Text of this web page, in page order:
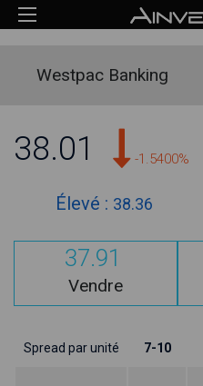
Westpac Banking
38.01 -1.5400%
Élevé : 38.36
37.91
Vendre
Spread par unité 7-10